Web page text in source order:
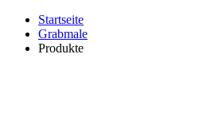
Startseite
Grabmale
Produkte